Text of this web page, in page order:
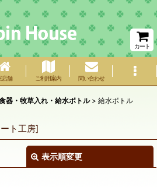
カート
店舗 ご利用案内 問い合わせ
器・牧草入れ・給水ボトル > 給水ボトル
ト工房]
表示順変更